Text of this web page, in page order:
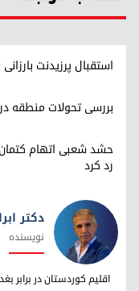
استقبال پرزیدنت بارزانی
بررسی تحولات منطقه در
حشد شعبی اتهام
رد کرد
دکتر ابراهیم خالد
دکتر
نویسنده
اقلیم کوردستان در برابر